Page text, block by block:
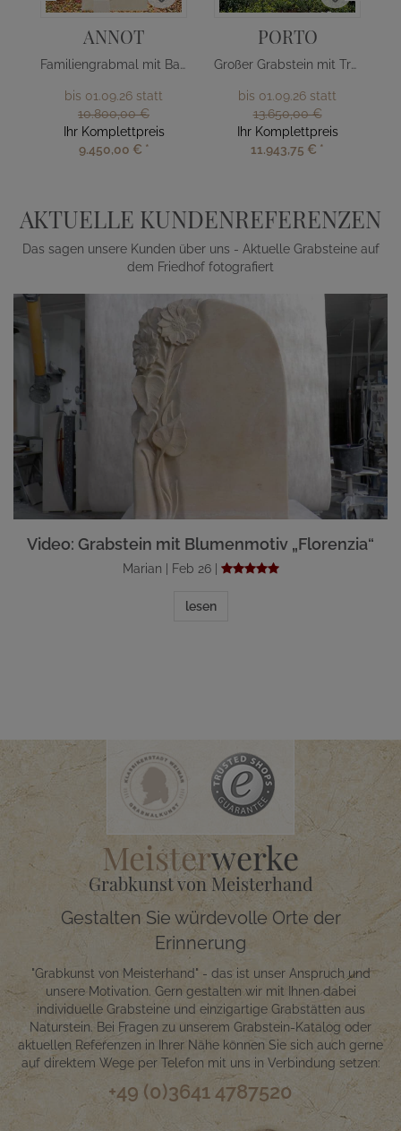
ANNOT
Familiengrabmal mit Baum Design
bis 01.09.26 statt
10.800,00 €
Ihr Komplettpreis
9.450,00 € *
PORTO
Großer Grabstein mit Treppe & Kreuz
bis 01.09.26 statt
13.650,00 €
Ihr Komplettpreis
11.943,75 € *
AKTUELLE KUNDENREFERENZEN
Das sagen unsere Kunden über uns - Aktuelle Grabsteine auf
dem Friedhof fotografiert
Video: Grabstein mit Blumenmotiv „Florenzia“
Marian | Feb 26 |
lesen
Meisterwerke
Grabkunst von Meisterhand
Gestalten Sie würdevolle Orte der
Erinnerung
"Grabkunst von Meisterhand" - das ist unser Anspruch und
unsere Motivation. Gern gestalten wir mit Ihnen dabei
individuelle Grabsteine und einzigartige Grabstätten aus
Naturstein. Bei Fragen zu unserem Grabstein-Katalog oder
aktuellen Referenzen in Ihrer Nähe können Sie sich auch gerne
auf direktem Wege per Telefon mit uns in Verbindung setzen:
+49 (0)3641 4787520